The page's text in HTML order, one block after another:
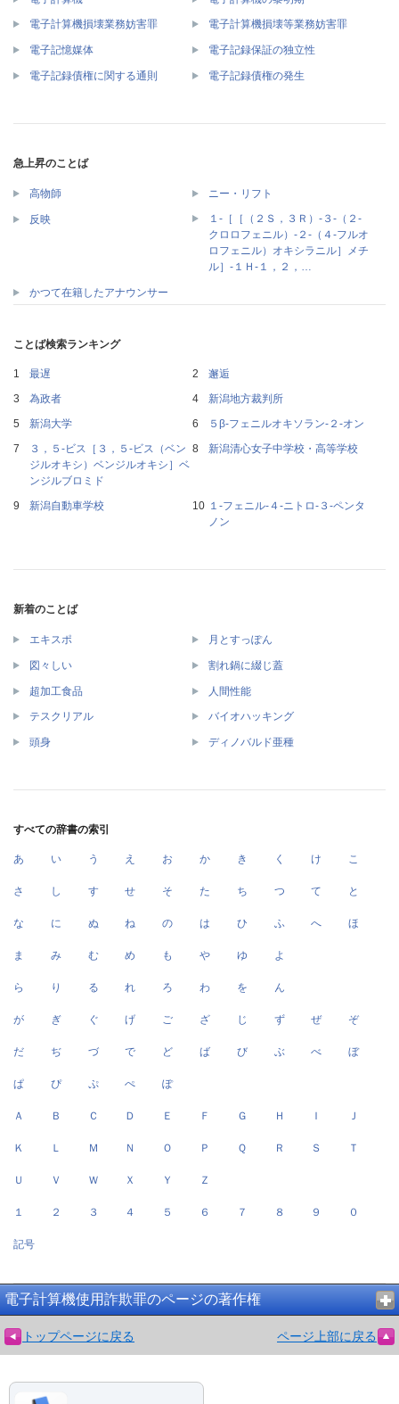
電子計算機損壊業務妨害罪 電子計算機損壊等業務妨害罪
電子記憶媒体 電子記録保証の独立性
電子記録債権に関する通則 電子記録債権の発生
急上昇のことば
高物師 ニー・リフト
反映
１‐［［（２Ｓ，３Ｒ）‐３‐（２‐
クロロフェニル）‐２‐（４‐フルオ
ロフェニル）オキシラニル］メチ
ル］‐１Ｈ‐１，２，…
かつて在籍したアナウンサー
ことば検索ランキング
最遅
邂逅
為政者
新潟地方裁判所
新潟大学
５β‐フェニルオキソラン‐２‐オン
３，５‐ビス［３，５‐ビス（ベン
ジルオキシ）ベンジルオキシ］ベ
ンジルブロミド
新潟清心女子中学校・高等学校
新潟自動車学校
１‐フェニル‐４‐ニトロ‐３‐ペンタ
ノン
新着のことば
エキスポ 月とすっぽん
図々しい 割れ鍋に綴じ蓋
超加工食品 人間性能
テスクリアル バイオハッキング
頭身 ディノバルド亜種
すべての辞書の索引
あ い う え お か き く け こ
さ し す せ そ た ち つ て と
な に ぬ ね の は ひ ふ へ ほ
ま み む め も や ゆ よ
ら り る れ ろ わ を ん
が ぎ ぐ げ ご ざ じ ず ぜ ぞ
だ ぢ づ で ど ば び ぶ べ ぼ
ぱ ぴ ぷ ぺ ぽ
Ａ Ｂ Ｃ Ｄ Ｅ Ｆ Ｇ Ｈ Ｉ Ｊ
Ｋ Ｌ Ｍ Ｎ Ｏ Ｐ Ｑ Ｒ Ｓ Ｔ
Ｕ Ｖ Ｗ Ｘ Ｙ Ｚ
１ ２ ３ ４ ５ ６ ７ ８ ９ ０
記号
電子計算機使用詐欺罪のページの著作権
トップページに戻る ページ上部に戻る